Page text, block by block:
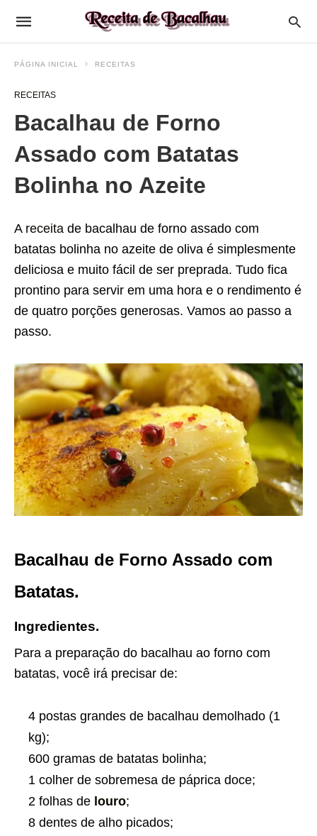
PÁGINA INICIAL RECEITAS
RECEITAS
Bacalhau de Forno
Assado com Batatas
Bolinha no Azeite
A receita de bacalhau de forno assado com
batatas bolinha no azeite de oliva é simplesmente
deliciosa e muito fácil de ser preprada. Tudo fica
prontino para servir em uma hora e o rendimento é
de quatro porções generosas. Vamos ao passo a
passo.
Bacalhau de Forno Assado com
Batatas.
Ingredientes.
Para a preparação do bacalhau ao forno com
batatas, você irá precisar de:
4 postas grandes de bacalhau demolhado (1
kg);
600 gramas de batatas bolinha;
1 colher de sobremesa de páprica doce;
2 folhas de louro;
8 dentes de alho picados;